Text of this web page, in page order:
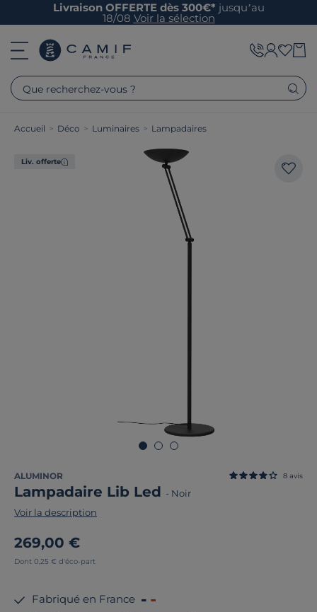
Livraison OFFERTE dès 300€* jusqu’au
18/08 Voir la sélection
Que recherchez-vous ?
Accueil > Déco > Luminaires > Lampadaires
Liv. offerte
ALUMINOR
Lampadaire Lib Led - Noir
8 avis
Voir la description
269,00 €
Dont 0,25 € d'éco-part
Fabriqué en France